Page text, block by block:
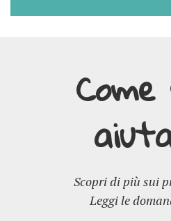
Come
Scopri di più sui
Leggi le